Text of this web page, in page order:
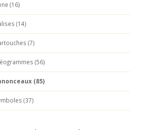
(16)
(14)
(7)
(56)
(85)
(37)